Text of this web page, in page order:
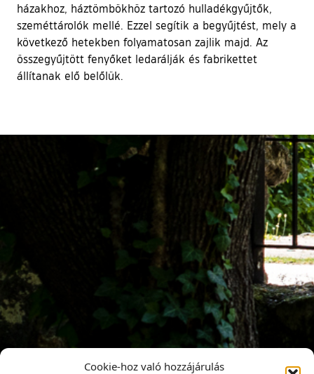
Cookie-hoz való hozzájárulás
házakhoz, háztömbökhöz tartozó hulladékgyűjtők,
szeméttárolók mellé. Ezzel segítik a begyűjtést, mely a
következő hetekben folyamatosan zajlik majd. Az
összegyűjtött fenyőket ledarálják és fabrikettet
állítanak elő belőlük.